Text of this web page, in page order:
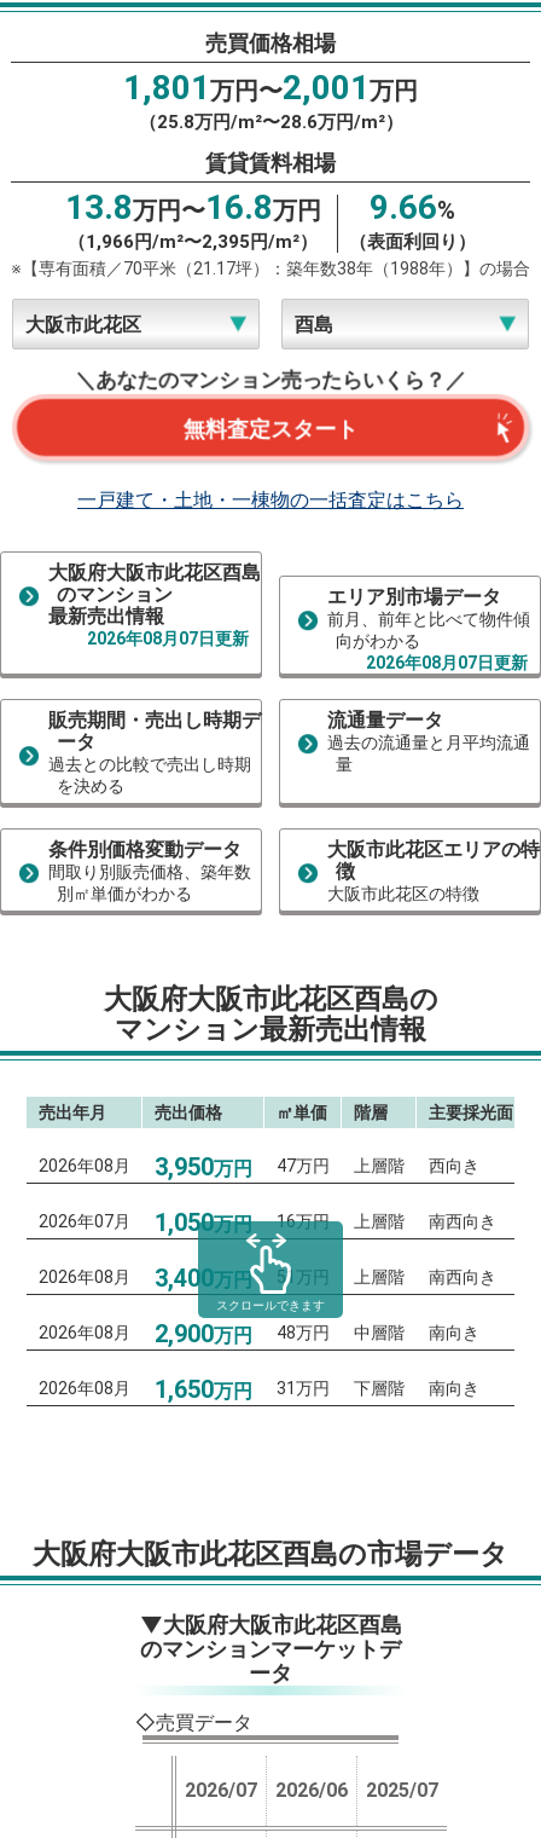
売買価格相場
1,801 万円〜2,001 万円
（25.8万円/m²〜28.6万円/m²）
賃貸賃料相場
13.8万円〜16.8万円
（1,966円/m²〜2,395円/m²）
9.66%
（表面利回り）
※【専有面積／70平米（21.17坪）：築年数38年（1988年）】の場合
＼あなたのマンション売ったらいくら？／
無料査定スタート
一戸建て・土地・一棟物の一括査定はこちら
大阪府大阪市此花区酉島
のマンション
最新売出情報
2026年08月07日更新
エリア別市場データ
前月、前年と比べて物件傾
向がわかる
2026年08月07日更新
販売期間・売出し時期デ
ータ
過去との比較で売出し時期
を決める
流通量データ
過去の流通量と月平均流通
量
条件別価格変動データ
間取り別販売価格、築年数
別㎡単価がわかる
大阪市此花区エリアの特
徴
大阪市此花区の特徴
大阪府大阪市此花区酉島の
マンション最新売出情報
売出年月 売出価格 ㎡単価 階層 主要採光面
2026年08月 3,950万円 47万円 上層階 西向き
2026年07月 1,050万円 16万円 上層階 南西向き
2026年08月 3,400万円 51万円 上層階 南西向き
2026年08月 2,900万円 48万円 中層階 南向き
2026年08月 1,650万円 31万円 下層階 南向き
スクロールできます
大阪府大阪市此花区酉島の市場データ
▼大阪府大阪市此花区酉島
のマンションマーケットデ
ータ
◇売買データ
2026/07 2026/06 2025/07